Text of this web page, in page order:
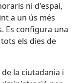
ni d'espai,
a un ús més
Es configura una
els dies de
la ciutadania i